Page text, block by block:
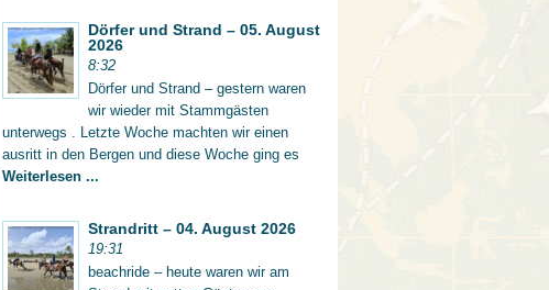
Dörfer und Strand – 05. August
2026
8:32
Dörfer und Strand – gestern waren
wir wieder mit Stammgästen
unterwegs . Letzte Woche machten wir einen
ausritt in den Bergen und diese Woche ging es
Weiterlesen ...
Strandritt – 04. August 2026
19:31
beachride – heute waren wir am